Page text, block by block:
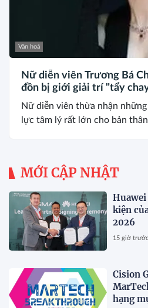
Văn hoá
Nữ diễn viên Trương Bá
đồn bị giới giải trí "tẩy
Nữ diễn viên thừa nhận
lực tâm lý rất lớn cho bản
MỚI CẬP NHẬT
kiện
2026
15 giờ trước
Cision
hạng